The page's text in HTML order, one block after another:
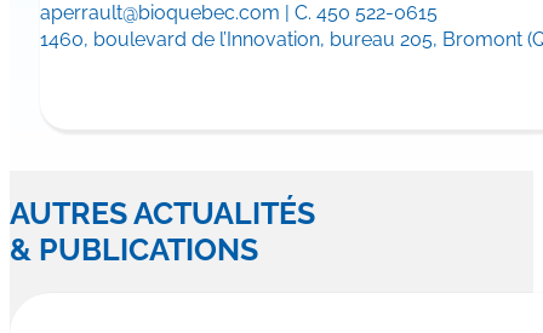
aperrault@bioquebec.com | C. 450 522-0615
1460, boulevard de l’Innovation, bureau 205, Bromont
AUTRES ACTUALITÉS
& PUBLICATIONS